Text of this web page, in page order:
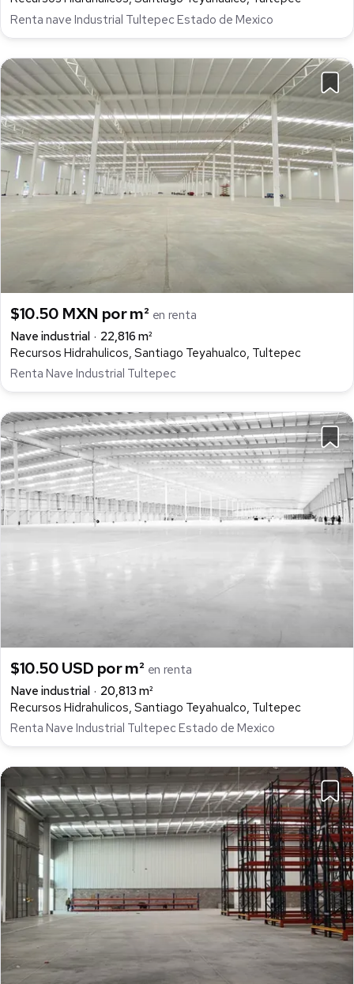
Renta nave Industrial Tultepec Estado de Mexico
$10.50 MXN por m² en renta
Nave industrial
22,816 m²
Recursos Hidrahulicos, Santiago Teyahualco, Tultepec
Renta Nave Industrial Tultepec
$10.50 USD por m² en renta
Nave industrial
20,813 m²
Recursos Hidrahulicos, Santiago Teyahualco, Tultepec
Renta Nave Industrial Tultepec Estado de Mexico